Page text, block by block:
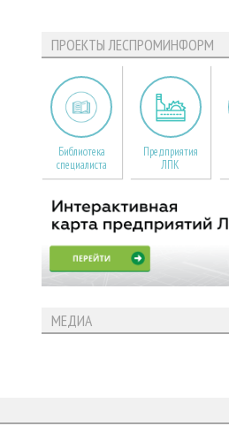
ПРОЕКТЫ ЛЕСПРОМИНФОРМ
Библиотека
специалиста
Предприятия
ЛПК
МЕДИА